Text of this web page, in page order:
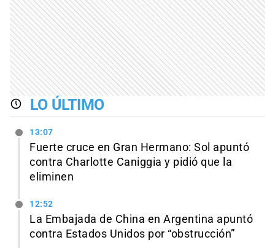
LO ÚLTIMO
13:07
Fuerte cruce en Gran Hermano: Sol apuntó
contra Charlotte Caniggia y pidió que la
eliminen
12:52
La Embajada de China en Argentina apuntó
contra Estados Unidos por “obstrucción”